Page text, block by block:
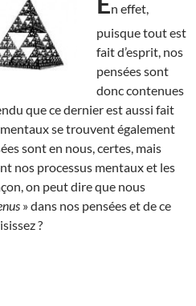
n effet,
puisque tout est
fait d’esprit, nos
pensées sont
donc contenues
que ce dernier est aussi fait
se trouvent également
sont en nous, certes, mais
nos processus mentaux et les
on peut dire que nous
» dans nos pensées et de ce
?